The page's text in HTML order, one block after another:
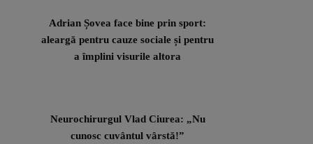
Adrian Șovea face bine prin sport:
aleargă pentru cauze sociale și pentru
a împlini visurile altora
Neurochirurgul Vlad Ciurea: „Nu
cunosc cuvântul vârstă!”